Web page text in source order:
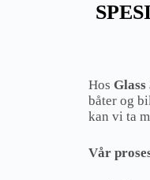
Hos Glass
båter og
kan vi ta
Vår